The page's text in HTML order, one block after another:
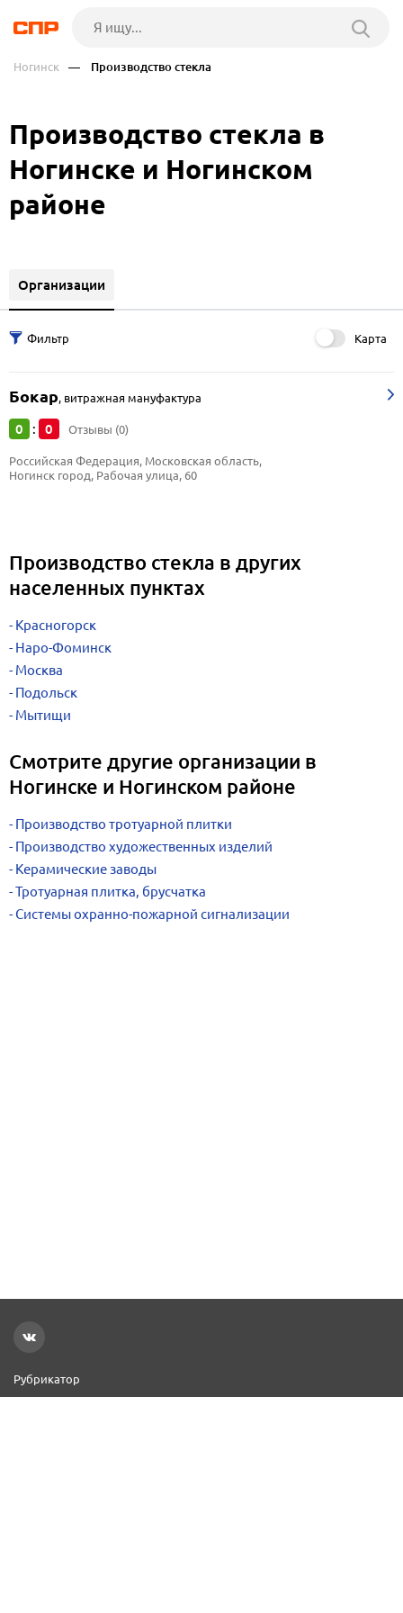
Ногинск — Производство стекла
Производство стекла в
Ногинске и Ногинском
районе
Организации
Карта
Бокар, витражная мануфактура
0 : 0 Отзывы (0)
Российская Федерация, Московская область,
Ногинск город, Рабочая улица, 60
Производство стекла в других
населенных пунктах
Красногорск
Наро-Фоминск
Москва
Подольск
Мытищи
Смотрите другие организации в
Ногинске и Ногинском районе
Производство тротуарной плитки
Производство художественных изделий
Керамические заводы
Тротуарная плитка, брусчатка
Системы охранно-пожарной сигнализации
Рубрикатор